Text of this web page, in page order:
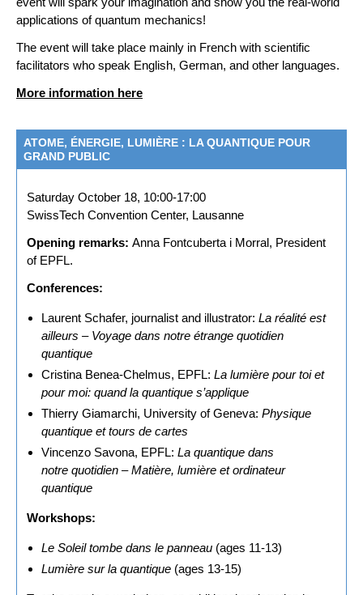
applications of quantum mechanics!
The event will take place mainly in French with scientific
facilitators who speak English, German, and other languages.
More information here
ATOME, ÉNERGIE, LUMIÈRE : LA QUANTIQUE POUR
GRAND PUBLIC
Saturday October 18, 10:00-17:00
SwissTech Convention Center, Lausanne
Opening remarks: Anna Fontcuberta i Morral, President
of EPFL.
Conferences:
Laurent Schafer, journalist and illustrator: La réalité est
ailleurs – Voyage dans notre étrange quotidien
quantique
Cristina Benea-Chelmus, EPFL: La lumière pour toi et
pour moi: quand la quantique s’applique
Thierry Giamarchi, University of Geneva: Physique
quantique et tours de cartes
Vincenzo Savona, EPFL: La quantique dans
notre quotidien – Matière, lumière et ordinateur
quantique
Workshops:
Le Soleil tombe dans le panneau (ages 11-13)
Lumière sur la quantique (ages 13-15)